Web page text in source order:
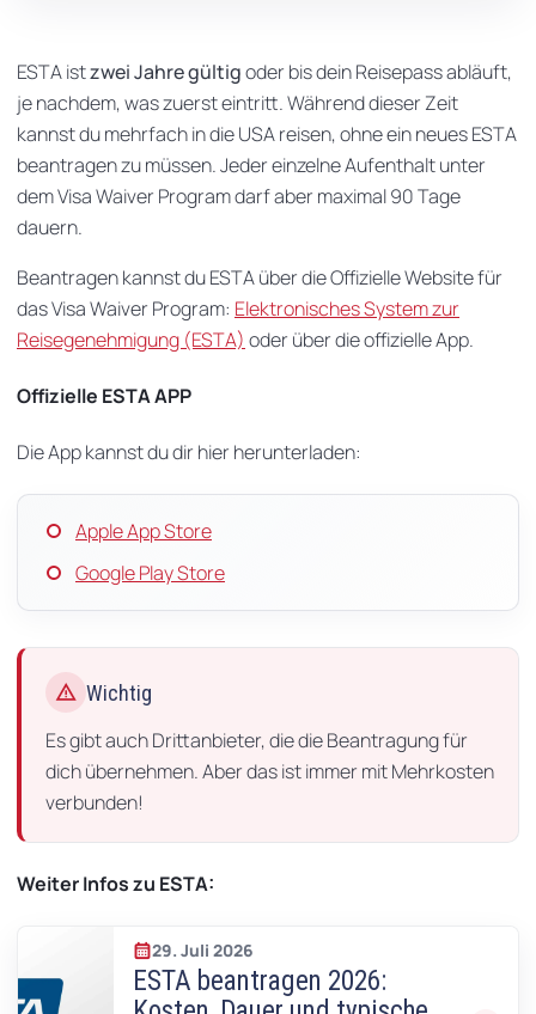
ESTA istzwei Jahre gültigoder bis dein Reisepass abläuft,
je nachdem, was zuerst eintritt. Während dieser Zeit
kannst du mehrfach in die USA reisen, ohne ein neues ESTA
beantragen zu müssen. Jeder einzelne Aufenthalt unter
dem Visa Waiver Program darf aber maximal 90 Tage
dauern.
Beantragen kannst du ESTA über die Offizielle Website für
das Visa Waiver Program: Elektronisches System zur
Reisegenehmigung (ESTA) oder über die offizielle App.
Offizielle ESTA APP
Die App kannst du dir hier herunterladen:
Apple App Store
Google Play Store
warning Wichtig
Es gibt auch Drittanbieter, die die Beantragung für
dich übernehmen. Aber das ist immer mit Mehrkosten
verbunden!
Weiter Infos zu ESTA:
29. Juli 2026
ESTA beantragen 2026: